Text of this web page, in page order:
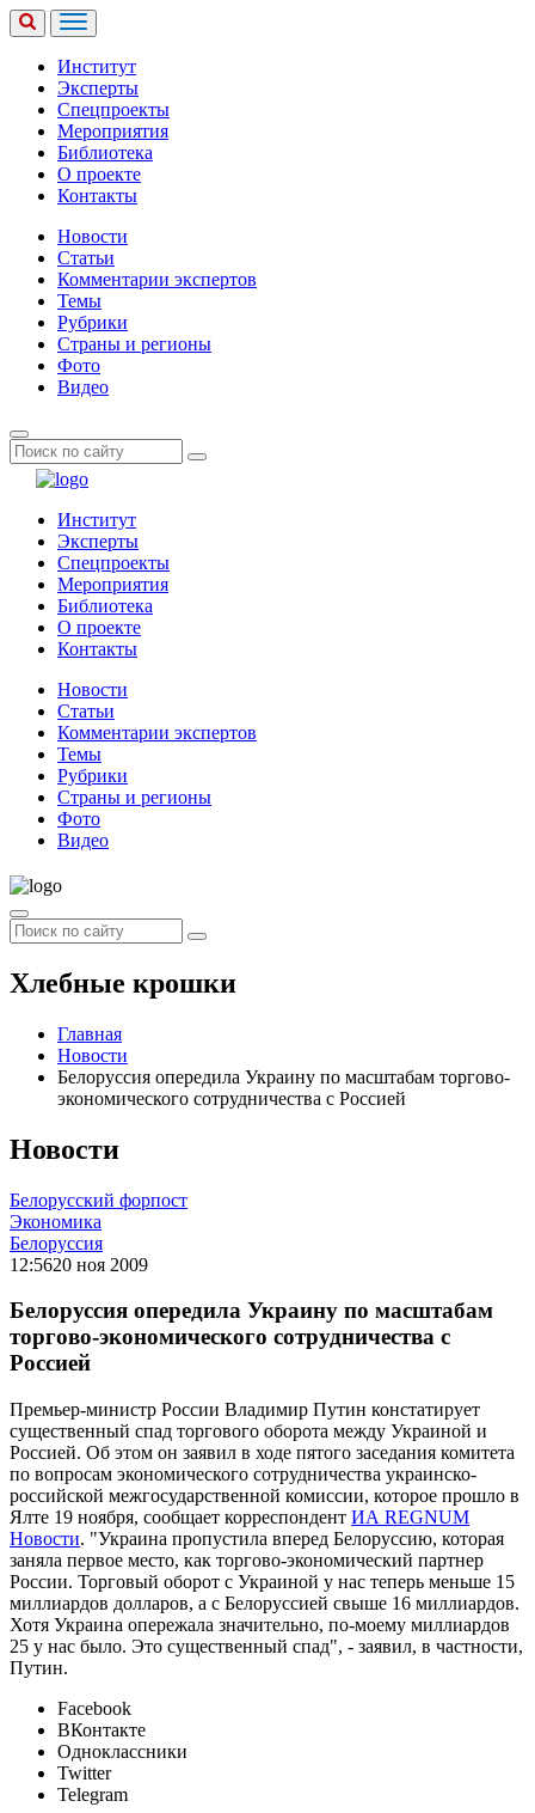
Институт
Эксперты
Спецпроекты
Мероприятия
Библиотека
О проекте
Контакты
Новости
Статьи
Комментарии экспертов
Темы
Рубрики
Страны и регионы
Фото
Видео
Институт
Эксперты
Спецпроекты
Мероприятия
Библиотека
О проекте
Контакты
Новости
Статьи
Комментарии экспертов
Темы
Рубрики
Страны и регионы
Фото
Видео
Хлебные крошки
Главная
Новости
Белоруссия опередила Украину по масштабам торгово-
экономического сотрудничества с Россией
Новости
Белорусский форпост
Экономика
Белоруссия
12:5620 ноя 2009
Белоруссия опередила Украину по масштабам
торгово-экономического сотрудничества с
Россией
Премьер-министр России Владимир Путин констатирует
существенный спад торгового оборота между Украиной и
Россией. Об этом он заявил в ходе пятого заседания комитета
по вопросам экономического сотрудничества украинско-
российской межгосударственной комиссии, которое прошло в
Ялте 19 ноября, сообщает корреспондент ИА REGNUM
Новости. "Украина пропустила вперед Белоруссию, которая
заняла первое место, как торгово-экономический партнер
России. Торговый оборот с Украиной у нас теперь меньше 15
миллиардов долларов, а с Белоруссией свыше 16 миллиардов.
Хотя Украина опережала значительно, по-моему миллиардов
25 у нас было. Это существенный спад", - заявил, в частности,
Путин.
Facebook
ВКонтакте
Одноклассники
Twitter
Telegram